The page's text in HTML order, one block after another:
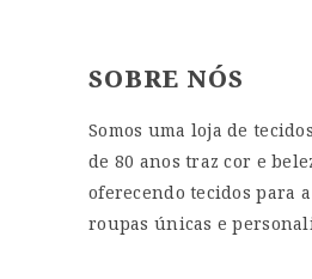
SOBRE NÓS
Somos uma loja de
de 80 anos traz cor e
oferecendo tecidos para
roupas únicas e